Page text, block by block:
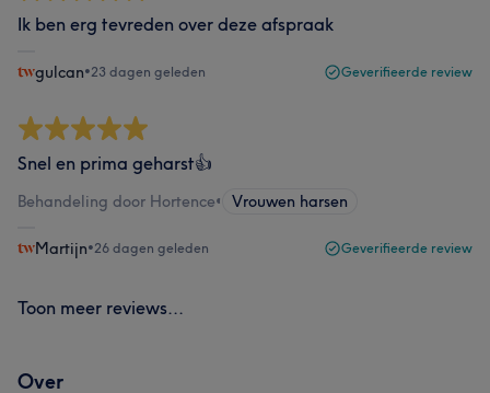
Ik ben erg tevreden over deze afspraak
gulcan•23 dagen geleden Geverifieerde review
Snel en prima geharst👍
Behandeling door Hortence• Vrouwen harsen
Martijn•26 dagen geleden Geverifieerde review
Toon meer reviews...
Over